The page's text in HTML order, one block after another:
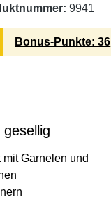
9941
Bonus-Punkte: 36
Garnelen und